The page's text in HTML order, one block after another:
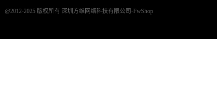
@2012-2025 版权所有 深圳方维网络科技有限公司-FwShop